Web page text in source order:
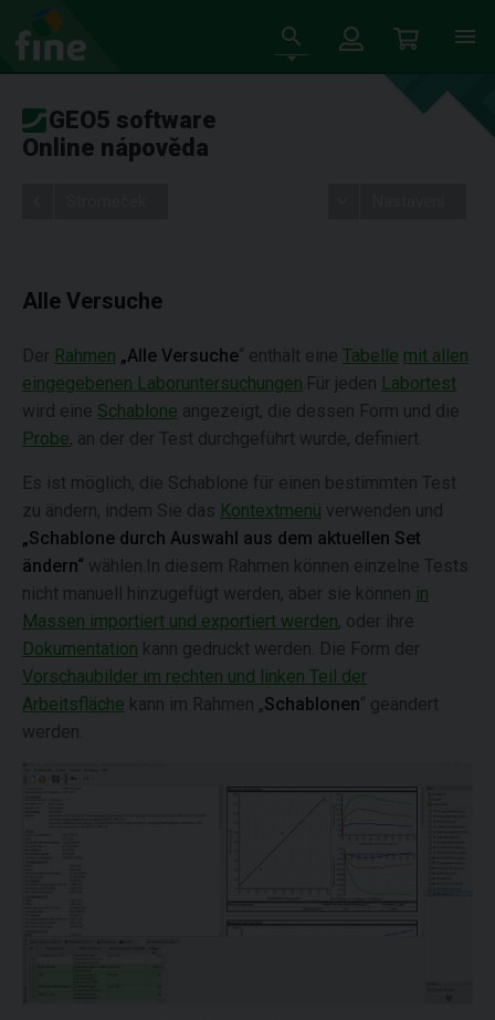
GEO5 software
Online nápověda
Alle Versuche
Der Rahmen „Alle Versuche“ enthält eine Tabelle mit allen
eingegebenen Laboruntersuchungen .Für jeden Labortest
wird eine Schablone angezeigt, die dessen Form und die
Probe, an der der Test durchgeführt wurde, definiert.
Es ist möglich, die Schablone für einen bestimmten Test
zu ändern, indem Sie das Kontextmenü verwenden und
„Schablone durch Auswahl aus dem aktuellen Set
ändern“ wählen.In diesem Rahmen können einzelne Tests
nicht manuell hinzugefügt werden, aber sie können in
Massen importiert und exportiert werden, oder ihre
Dokumentation kann gedruckt werden. Die Form der
Vorschaubilder im rechten und linken Teil der
Arbeitsfläche kann im Rahmen „Schablonen“ geändert
werden.